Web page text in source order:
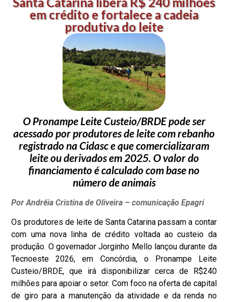
em crédito e fortalece a cadeia
produtiva do leite
O Pronampe Leite Custeio/BRDE pode ser
acessado por produtores de leite com rebanho
registrado na Cidasc e que comercializaram
leite ou derivados em 2025. O valor do
financiamento é calculado com base no
número de animais
Por Andréia Cristina de Oliveira – comunicação Epagri
Os produtores de leite de Santa Catarina passam a contar
com uma nova linha de crédito voltada ao custeio da
produção. O governador Jorginho Mello lançou durante da
Tecnoeste 2026, em Concórdia, o Pronampe Leite
Custeio/BRDE, que irá disponibilizar cerca de R$240
milhões para apoiar o setor. Com foco na oferta de capital
de giro para a manutenção da atividade e da renda no